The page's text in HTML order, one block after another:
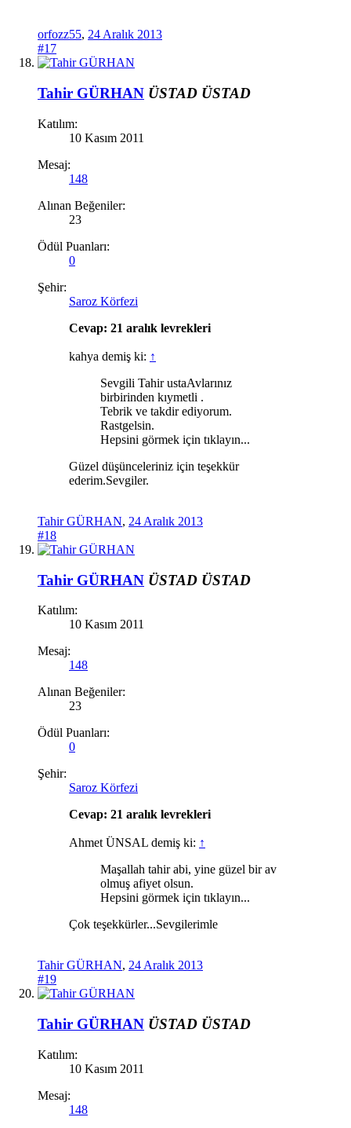
orfozz55, 24 Aralık 2013
#17
Tahir GÜRHAN ÜSTAD ÜSTAD
Katılım:
10 Kasım 2011
Mesaj:
148
Alınan Beğeniler:
23
Ödül Puanları:
0
Şehir:
Saroz Körfezi
Cevap: 21 aralık levrekleri
kahya demiş ki: ↑
Sevgili Tahir ustaAvlarınız
birbirinden kıymetli .
Tebrik ve takdir ediyorum.
Rastgelsin.
Hepsini görmek için tıklayın...
Güzel düşünceleriniz için teşekkür
ederim.Sevgiler.
Tahir GÜRHAN, 24 Aralık 2013
#18
Tahir GÜRHAN ÜSTAD ÜSTAD
Katılım:
10 Kasım 2011
Mesaj:
148
Alınan Beğeniler:
23
Ödül Puanları:
0
Şehir:
Saroz Körfezi
Cevap: 21 aralık levrekleri
Ahmet ÜNSAL demiş ki: ↑
Maşallah tahir abi, yine güzel bir av
olmuş afiyet olsun.
Hepsini görmek için tıklayın...
Çok teşekkürler...Sevgilerimle
Tahir GÜRHAN, 24 Aralık 2013
#19
Tahir GÜRHAN ÜSTAD ÜSTAD
Katılım:
10 Kasım 2011
Mesaj:
148